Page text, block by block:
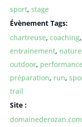
sport, stage
Évènement Tags:
chartreuse, coaching,
entrainement, nature
outdoor,
préparation, run,
trail
Site :
domainederozan.com